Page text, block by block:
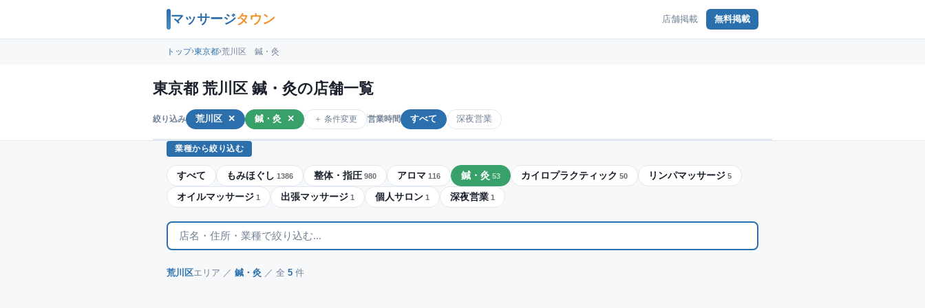
マッサージタウン 店舗掲載 無料掲載
トップ›東京都›荒川区 鍼・灸
東京都 荒川区 鍼・灸の店舗一覧
絞り込み 荒川区 ✕ 鍼・灸 ✕ ＋ 条件変更 営業時間 すべて 深夜営業
業種から絞り込む
すべて もみほぐし 1386 整体・指圧 980 アロマ 116 鍼・灸 53 カイロプラクティック 50 リンパマッサージ 5
オイルマッサージ 1 出張マッサージ 1 個人サロン 1 深夜営業 1
荒川区エリア ／ 鍼・灸 ／ 全 5 件